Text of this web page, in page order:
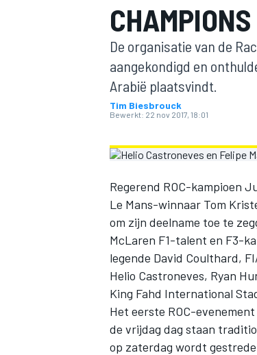
MOTOGP
De organisatie van de
aangekondigd en
Arabië plaatsvindt.
Tim Biesbrouck
Bewerkt: 22 nov 2017, 18:01
Regerend ROC-kampioen
Le Mans-winnaar Tom
om zijn deelname toe te
McLaren F1-talent en F3-
legende David Coulthard,
Helio Castroneves, Ryan
King Fahd International
Het eerste ROC-
de vrijdag dag staan
op zaterdag wordt